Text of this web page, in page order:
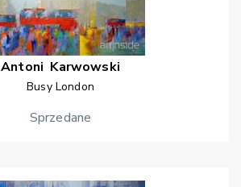
Antoni Karwowski
Busy London
Sprzedane